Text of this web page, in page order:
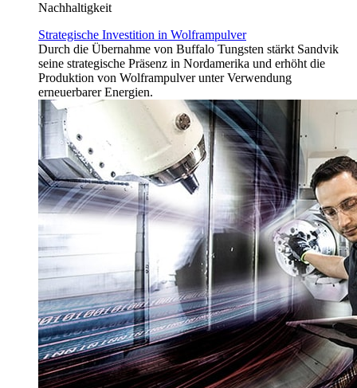
Nachhaltigkeit
Strategische Investition in Wolframpulver
Durch die Übernahme von Buffalo Tungsten stärkt Sandvik
seine strategische Präsenz in Nordamerika und erhöht die
Produktion von Wolframpulver unter Verwendung
erneuerbarer Energien.